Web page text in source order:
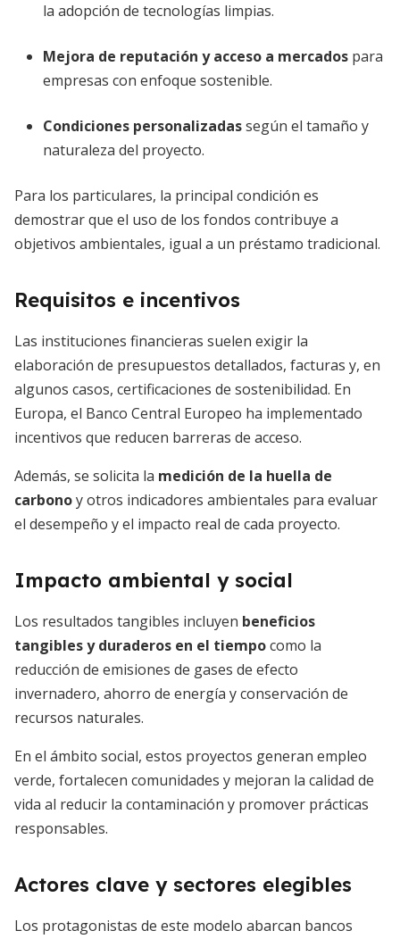
la adopción de tecnologías limpias.
Mejora de reputación y acceso a mercados para
empresas con enfoque sostenible.
Condiciones personalizadassegún el tamaño y
naturaleza del proyecto.
Para los particulares, la principal condición es
demostrar que el uso de los fondos contribuye a
objetivos ambientales, igual a un préstamo tradicional.
Requisitos e incentivos
Las instituciones financieras suelen exigir la
elaboración de presupuestos detallados, facturas y, en
algunos casos, certificaciones de sostenibilidad. En
Europa, el Banco Central Europeo ha implementado
incentivos que reducen barreras de acceso.
Además, se solicita la medición de la huella de
carbonoy otros indicadores ambientales para evaluar
el desempeño y el impacto real de cada proyecto.
Impacto ambiental y social
Los resultados tangibles incluyen beneficios
tangibles y duraderos en el tiempocomo la
reducción de emisiones de gases de efecto
invernadero, ahorro de energía y conservación de
recursos naturales.
En el ámbito social, estos proyectos generan empleo
verde, fortalecen comunidades y mejoran la calidad de
vida al reducir la contaminación y promover prácticas
responsables.
Actores clave y sectores elegibles
Los protagonistas de este modelo abarcan bancos